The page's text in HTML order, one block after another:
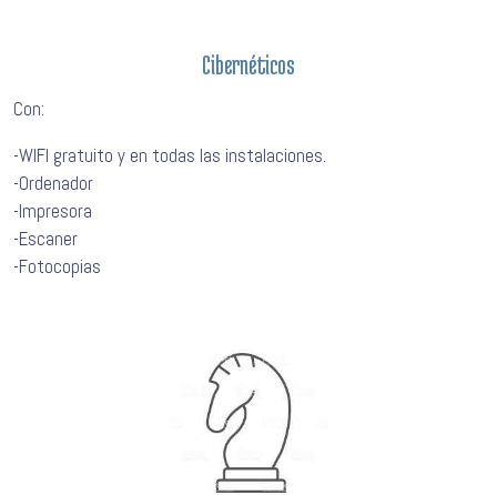
Cibernéticos
Con:
-WIFI gratuito y en todas las instalaciones.
-Ordenador
-Impresora
-Escaner
-Fotocopias